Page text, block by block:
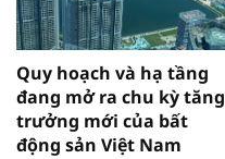
Quy hoạch và hạ tầng
đang mở ra chu kỳ tăng
trưởng mới của bất
động sản Việt Nam